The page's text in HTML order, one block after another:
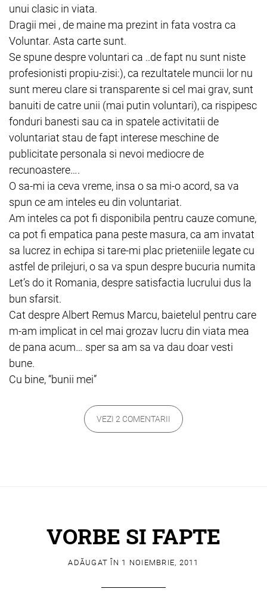
unui clasic in viata.
Dragii mei , de maine ma prezint in fata vostra ca
Voluntar. Asta carte sunt.
Se spune despre voluntari ca ..de fapt nu sunt niste
profesionisti propiu-zisi:), ca rezultatele muncii lor nu
sunt mereu clare si transparente si cel mai grav, sunt
banuiti de catre unii (mai putin voluntari), ca rispipesc
fonduri banesti sau ca in spatele activitatii de
voluntariat stau de fapt interese meschine de
publicitate personala si nevoi mediocre de
recunoastere….
O sa-mi ia ceva vreme, insa o sa mi-o acord, sa va
spun ce am inteles eu din voluntariat.
Am inteles ca pot fi disponibila pentru cauze comune,
ca pot fi empatica pana peste masura, ca am invatat
sa lucrez in echipa si tare-mi plac prieteniile legate cu
astfel de prilejuri, o sa va spun despre bucuria numita
Let’s do it Romania, despre satisfactia lucrului dus la
bun sfarsit.
Cat despre Albert Remus Marcu, baietelul pentru care
m-am implicat in cel mai grozav lucru din viata mea
de pana acum… sper sa am sa va dau doar vesti
bune.
Cu bine, “bunii mei”
VEZI 2 COMENTARII
VORBE SI FAPTE
ADĂUGAT ÎN 1 NOIEMBRIE, 2011